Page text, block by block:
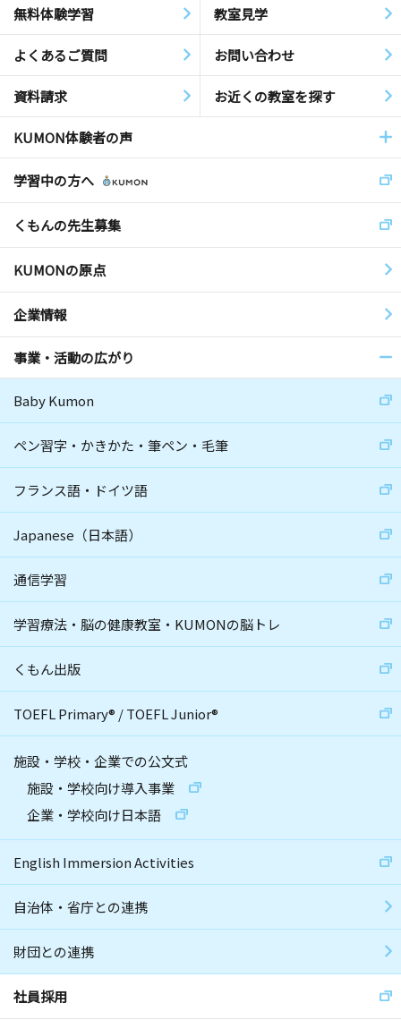
無料体験学習 教室見学
よくあるご質問 お問い合わせ
資料請求 お近くの教室を探す
KUMON体験者の声
学習中の方へ
くもんの先生募集
KUMONの原点
企業情報
事業・活動の広がり
Baby Kumon
ペン習字・かきかた・筆ペン・毛筆
フランス語・ドイツ語
Japanese（日本語）
通信学習
学習療法・脳の健康教室・KUMONの脳トレ
くもん出版
TOEFL Primary® /TOEFL Junior®
施設・学校・企業での公文式
施設・学校向け導入事業
企業・学校向け日本語
English Immersion Activities
自治体・省庁との連携
財団との連携
社員採用